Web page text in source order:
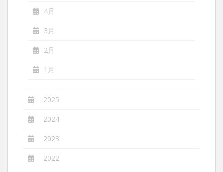
4月
3月
2月
1月
2025
2024
2023
2022